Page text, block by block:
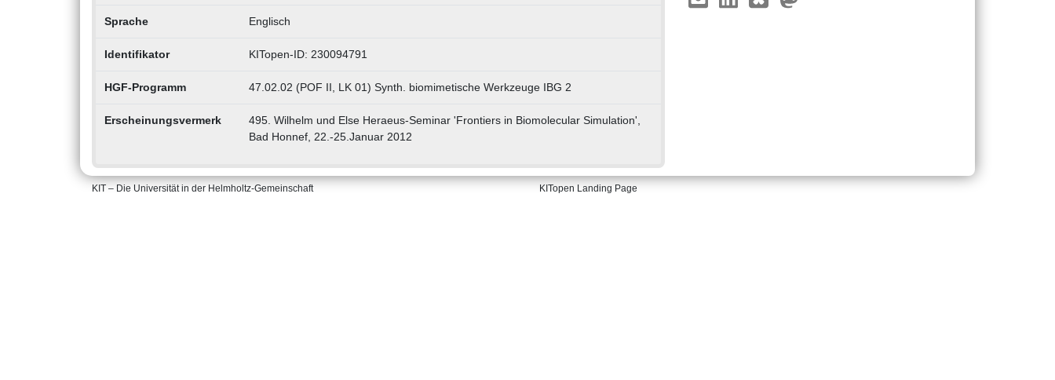
Sprache Englisch
Identifikator KITopen-ID: 230094791
HGF-Programm 47.02.02 (POF II, LK 01) Synth. biomimetische Werkzeuge IBG 2
Erscheinungsvermerk
495. Wilhelm und Else Heraeus-Seminar 'Frontiers in Biomolecular Simulation',
Bad Honnef, 22.-25.Januar 2012
KIT – Die Universität in der Helmholtz-Gemeinschaft KITopen Landing Page